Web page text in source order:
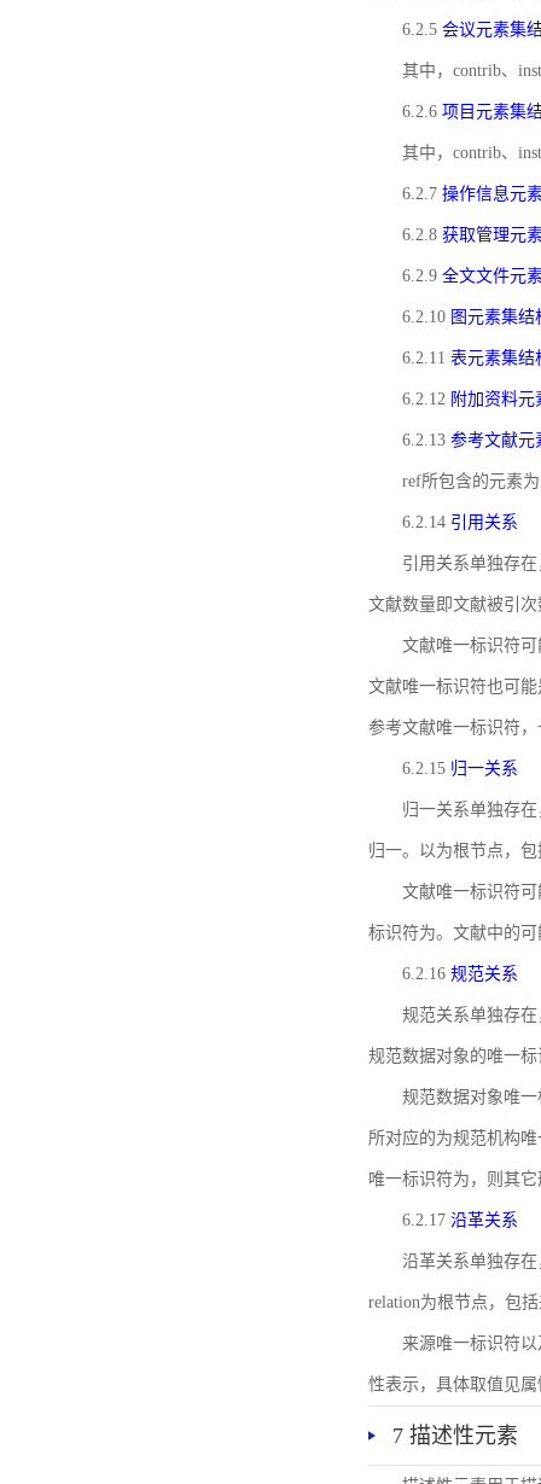
6.2.5 会议元素集
其中，contrib、
6.2.6 项目元素集
其中，contrib、
6.2.7 操作信息元
6.2.8 获取管理元
6.2.9 全文文件元
6.2.10 图元素集结
6.2.11 表元素集结
6.2.12 附加资料元
6.2.13 参考文献元
ref所包含的元素
6.2.14 引用关系
引用关系单独存
文献数量即文献被引
文献唯一标识符
文献唯一标识符也可
参考文献唯一标识符
6.2.15 归一关系
归一关系单独存
归一。以为根节点，
文献唯一标识符
标识符为。文献中的
6.2.16 规范关系
规范关系单独存
规范数据对象的唯一
规范数据对象唯一
所对应的为规范机构
唯一标识符为，则其
6.2.17 沿革关系
沿革关系单独存
relation为根节点，包
来源唯一标识符以
性表示，具体取值见属
7 描述性元素